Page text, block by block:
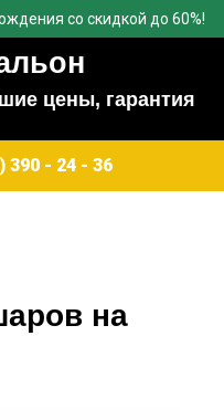
со скидкой до 60%!
цены, гарантия
390 - 24 - 36
на